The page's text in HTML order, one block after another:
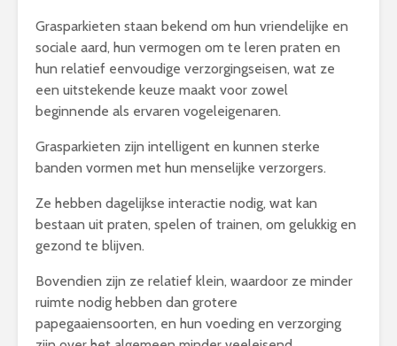
Grasparkieten staan bekend om hun vriendelijke en
sociale aard, hun vermogen om te leren praten en
hun relatief eenvoudige verzorgingseisen, wat ze
een uitstekende keuze maakt voor zowel
beginnende als ervaren vogeleigenaren.
Grasparkieten zijn intelligent en kunnen sterke
banden vormen met hun menselijke verzorgers.
Ze hebben dagelijkse interactie nodig, wat kan
bestaan uit praten, spelen of trainen, om gelukkig en
gezond te blijven.
Bovendien zijn ze relatief klein, waardoor ze minder
ruimte nodig hebben dan grotere
papegaaiensoorten, en hun voeding en verzorging